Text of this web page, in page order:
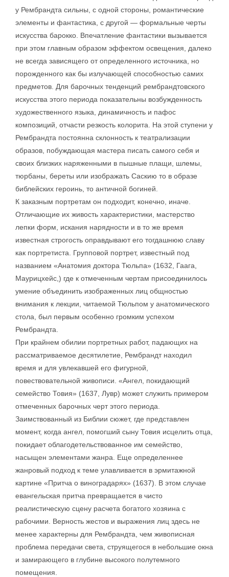
у Рембрандта сильны, с одной стороны, романтические
элементы и фантастика, с другой — формальные черты
искусства барокко. Впечатление фантастики вызывается
при этом главным образом эффектом освещения, далеко
не всегда зависящего от определенного источника, но
порожденного как бы излучающей способностью самих
предметов. Для барочных тенденций рембрандтовского
искусства этого периода показательны возбужденность
художественного языка, динамичность и пафос
композиций, отчасти резкость колорита. На этой ступени у
Рембрандта постоянна склонность к театрализации
образов, побуждающая мастера писать самого себя и
своих близких наряженными в пышные плащи, шлемы,
тюрбаны, береты или изображать Саскию то в образе
библейских героинь, то античной богиней.
К заказным портретам он подходит, конечно, иначе.
Отличающие их живость характеристики, мастерство
лепки форм, искания нарядности и в то же время
известная строгость оправдывают его тогдашнюю славу
как портретиста. Групповой портрет, известный под
названием «Анатомия доктора Тюльпа» (1632, Гаага,
Маурицхейс,) где к отмеченным чертам присоединилось
умение объединить изображенных лиц общностью
внимания к лекции, читаемой Тюльпом у анатомического
стола, был первым особенно громким успехом
Рембрандта.
При крайнем обилии портретных работ, падающих на
рассматриваемое десятилетие, Рембрандт находил
время и для увлекавшей его фигурной,
повествовательной живописи. «Ангел, покидающий
семейство Товия» (1637, Лувр) может служить примером
отмеченных барочных черт этого периода.
Заимствованный из Библии сюжет, где представлен
момент, когда ангел, помогший сыну Товия исцелить отца,
покидает облагодетельствованное им семейство,
насыщен элементами жанра. Еще определеннее
жанровый подход к теме улавливается в эрмитажной
картине «Притча о виноградарях» (1637). В этом случае
евангельская притча превращается в чисто
реалистическую сцену расчета богатого хозяина с
рабочими. Верность жестов и выражения лиц здесь не
менее характерны для Рембрандта, чем живописная
проблема передачи света, струящегося в небольшие окна
и замирающего в глубине высокого полутемного
помещения.